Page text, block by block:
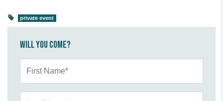
private event
Will you come?